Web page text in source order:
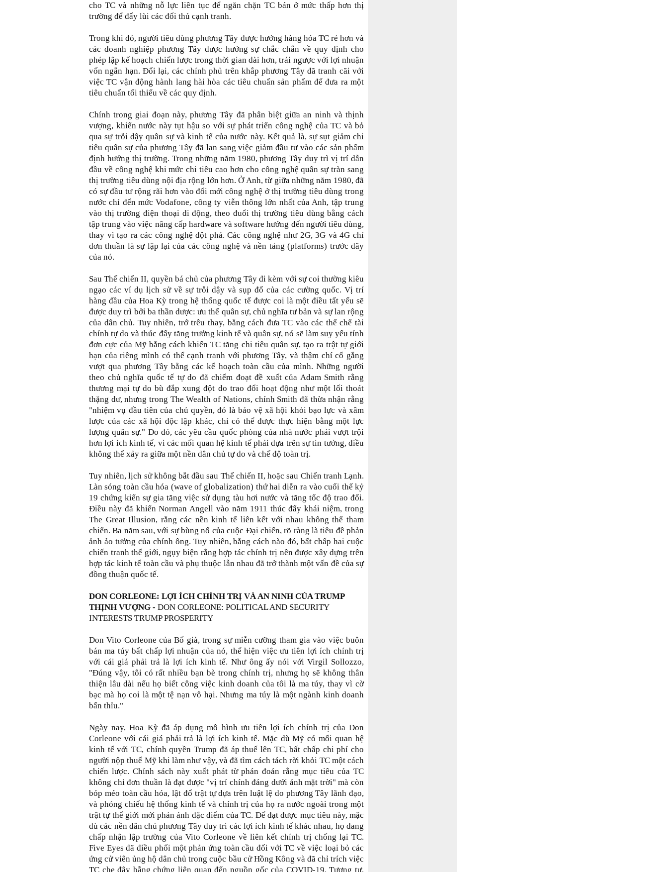
cho TC và những nỗ lực liên tục để ngăn chặn TC bán ở mức thấp hơn thị
trường để đẩy lùi các đối thủ cạnh tranh.
Trong khi đó, người tiêu dùng phương Tây được hưởng hàng hóa TC rẻ hơn và
các doanh nghiệp phương Tây được hưởng sự chắc chắn về quy định cho
phép lập kế hoạch chiến lược trong thời gian dài hơn, trái ngược với lợi nhuận
vốn ngắn hạn. Đổi lại, các chính phủ trên khắp phương Tây đã tranh cãi với
việc TC vận động hành lang hài hòa các tiêu chuẩn sản phẩm để đưa ra một
tiêu chuẩn tối thiểu về các quy định.
Chính trong giai đoạn này, phương Tây đã phân biệt giữa an ninh và thịnh
vượng, khiến nước này tụt hậu so với sự phát triển công nghệ của TC và bỏ
qua sự trỗi dậy quân sự và kinh tế của nước này. Kết quả là, sự sụt giảm chi
tiêu quân sự của phương Tây đã lan sang việc giảm đầu tư vào các sản phẩm
định hướng thị trường. Trong những năm 1980, phương Tây duy trì vị trí dẫn
đầu về công nghệ khi mức chi tiêu cao hơn cho công nghệ quân sự tràn sang
thị trường tiêu dùng nội địa rộng lớn hơn. Ở Anh, từ giữa những năm 1980, đã
có sự đầu tư rộng rãi hơn vào đổi mới công nghệ ở thị trường tiêu dùng trong
nước chỉ đến mức Vodafone, công ty viễn thông lớn nhất của Anh, tập trung
vào thị trường điện thoại di động, theo đuổi thị trường tiêu dùng bằng cách
tập trung vào việc nâng cấp hardware và software hướng đến người tiêu dùng,
thay vì tạo ra các công nghệ đột phá. Các công nghệ như 2G, 3G và 4G chỉ
đơn thuần là sự lặp lại của các công nghệ và nền tảng (platforms) trước đây
của nó.
Sau Thế chiến II, quyền bá chủ của phương Tây đi kèm với sự coi thường kiêu
ngạo các ví dụ lịch sử về sự trỗi dậy và sụp đổ của các cường quốc. Vị trí
hàng đầu của Hoa Kỳ trong hệ thống quốc tế được coi là một điều tất yếu sẽ
được duy trì bởi ba thần dược: ưu thế quân sự, chủ nghĩa tư bản và sự lan rộng
của dân chủ. Tuy nhiên, trớ trêu thay, bằng cách đưa TC vào các thể chế tài
chính tự do và thúc đẩy tăng trưởng kinh tế và quân sự, nó sẽ làm suy yếu tính
đơn cực của Mỹ bằng cách khiến TC tăng chi tiêu quân sự, tạo ra trật tự giới
hạn của riêng mình có thể cạnh tranh với phương Tây, và thậm chí cố gắng
vượt qua phương Tây bằng các kế hoạch toàn cầu của mình. Những người
theo chủ nghĩa quốc tế tự do đã chiếm đoạt đề xuất của Adam Smith rằng
thương mại tự do bù đắp xung đột do trao đổi hoạt động như một lối thoát
thặng dư, nhưng trong The Wealth of Nations, chính Smith đã thừa nhận rằng
"nhiệm vụ đầu tiên của chủ quyền, đó là bảo vệ xã hội khỏi bạo lực và xâm
lược của các xã hội độc lập khác, chỉ có thể được thực hiện bằng một lực
lượng quân sự." Do đó, các yêu cầu quốc phòng của nhà nước phải vượt trội
hơn lợi ích kinh tế, vì các mối quan hệ kinh tế phải dựa trên sự tin tưởng, điều
không thể xảy ra giữa một nền dân chủ tự do và chế độ toàn trị.
Tuy nhiên, lịch sử không bắt đầu sau Thế chiến II, hoặc sau Chiến tranh Lạnh.
Làn sóng toàn cầu hóa (wave of globalization) thứ hai diễn ra vào cuối thế kỷ
19 chứng kiến sự gia tăng việc sử dụng tàu hơi nước và tăng tốc độ trao đổi.
Điều này đã khiến Norman Angell vào năm 1911 thúc đẩy khái niệm, trong
The Great Illusion, rằng các nền kinh tế liên kết với nhau không thể tham
chiến. Ba năm sau, với sự bùng nổ của cuộc Đại chiến, rõ ràng là tiêu đề phản
ảnh ảo tưởng của chính ông. Tuy nhiên, bằng cách nào đó, bất chấp hai cuộc
chiến tranh thế giới, ngụy biện rằng hợp tác chính trị nên được xây dựng trên
hợp tác kinh tế toàn cầu và phụ thuộc lẫn nhau đã trở thành một vấn đề của sự
đồng thuận quốc tế.
DON CORLEONE: LỢI ÍCH CHÍNH TRỊ VÀ AN NINH CỦA TRUMP
THỊNH VƯỢNG - DON CORLEONE: POLITICAL AND SECURITY
INTERESTS TRUMP PROSPERITY
Don Vito Corleone của Bố già, trong sự miễn cưỡng tham gia vào việc buôn
bán ma túy bất chấp lợi nhuận của nó, thể hiện việc ưu tiên lợi ích chính trị
với cái giá phải trả là lợi ích kinh tế. Như ông ấy nói với Virgil Sollozzo,
"Đúng vậy, tôi có rất nhiều bạn bè trong chính trị, nhưng họ sẽ không thân
thiện lâu dài nếu họ biết công việc kinh doanh của tôi là ma túy, thay vì cờ
bạc mà họ coi là một tệ nạn vô hại. Nhưng ma túy là một ngành kinh doanh
bẩn thỉu."
Ngày nay, Hoa Kỳ đã áp dụng mô hình ưu tiên lợi ích chính trị của Don
Corleone với cái giá phải trả là lợi ích kinh tế. Mặc dù Mỹ có mối quan hệ
kinh tế với TC, chính quyền Trump đã áp thuế lên TC, bất chấp chi phí cho
người nộp thuế Mỹ khi làm như vậy, và đã tìm cách tách rời khỏi TC một cách
chiến lược. Chính sách này xuất phát từ phán đoán rằng mục tiêu của TC
không chỉ đơn thuần là đạt được "vị trí chính đáng dưới ánh mặt trời" mà còn
bóp méo toàn cầu hóa, lật đổ trật tự dựa trên luật lệ do phương Tây lãnh đạo,
và phóng chiếu hệ thống kinh tế và chính trị của họ ra nước ngoài trong một
trật tự thế giới mới phản ánh đặc điểm của TC. Để đạt được mục tiêu này, mặc
dù các nền dân chủ phương Tây duy trì các lợi ích kinh tế khác nhau, họ đang
chấp nhận lập trường của Vito Corleone về liên kết chính trị chống lại TC.
Five Eyes đã điều phối một phản ứng toàn cầu đối với TC về việc loại bỏ các
ứng cử viên ủng hộ dân chủ trong cuộc bầu cử Hồng Kông và đã chỉ trích việc
TC che đậy bằng chứng liên quan đến nguồn gốc của COVID-19. Tương tự,